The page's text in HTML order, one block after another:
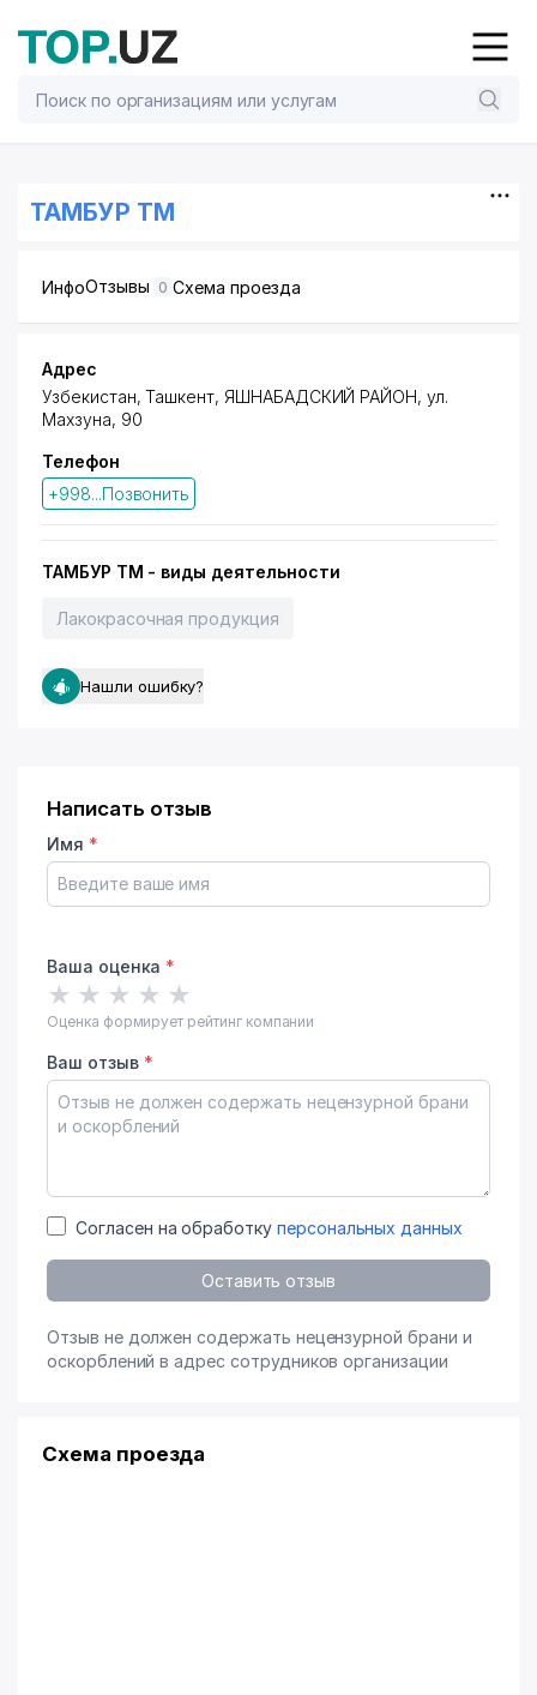
ТАМБУР ТМ
ИнфоОтзывы 0 Схема проезда
Адрес
Узбекистан, Ташкент, ЯШНАБАДСКИЙ РАЙОН,ул.
Махзуна, 90
Телефон
+998...Позвонить
ТАМБУР ТМ - виды деятельности
Лакокрасочная продукция
Нашли ошибку?
Написать отзыв
Имя *
Ваша оценка *
★ ★ ★ ★ ★
Оценка формирует рейтинг компании
Ваш отзыв *
Согласен на обработку персональных данных
Оставить отзыв
Отзыв не должен содержать нецензурной брани и
оскорблений в адрес сотрудников организации
Схема проезда